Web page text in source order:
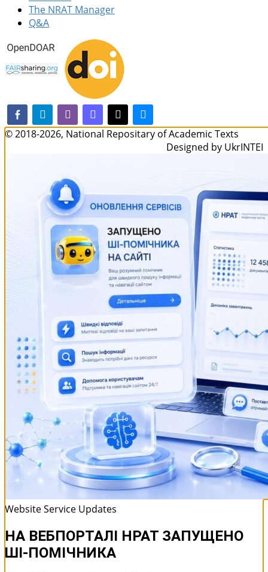
The NRAT Manager
Q&A
facebook-alt
telegramwhatsappmastodon
threadsbluesky
© 2018-2026, National Repositary of Academic Texts
Designed by UkrINTEI
Website Service Updates
НА ВЕБПОРТАЛІ НРАТ ЗАПУЩЕНО
ШІ-ПОМІЧНИКА